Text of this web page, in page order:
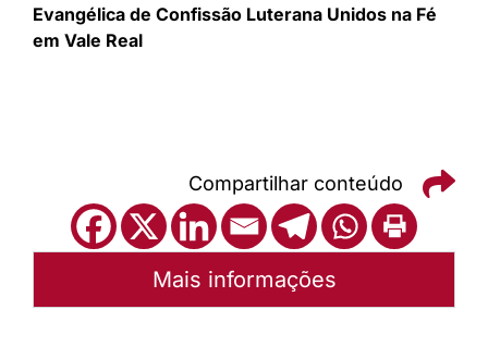
Evangélica de Confissão Luterana Unidos na Fé
em Vale Real
Compartilhar conteúdo
Mais informações